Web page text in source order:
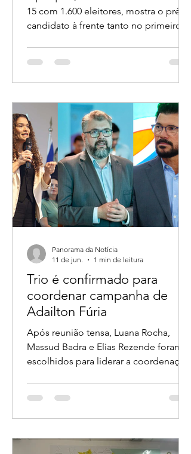
liderança ao Governo de
Rondônia
A pesquisa, realizada entre os dias 14 e
15 com 1.600 eleitores, mostra o pré-
candidato à frente tanto no primeiro
turno quanto em todos os principais
Trio é confirmado para
coordenar campanha de
Adailton Fúria
Após reunião tensa, Luana Rocha,
Massud Badra e Elias Rezende foram
escolhidos para liderar a coordenação
da candidatura ao Governo de
Panorama da Notícia
11 de jun.
1 min de leitura